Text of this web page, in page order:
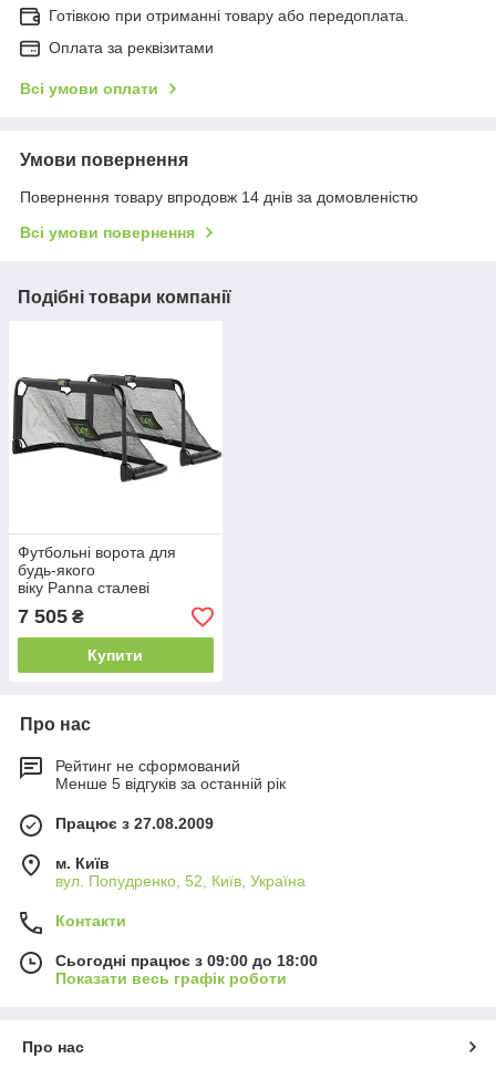
Готівкою при отриманні товару або передоплата.
Оплата за реквізитами
Всі умови оплати
Умови повернення
Повернення товару впродовж 14 днів за домовленістю
Всі умови повернення
Подібні товари компанії
Футбольні ворота для
будь-якого
віку Panna сталеві
складані 150 х 60 см
Exit (набір із двох
одиниць)
7 505 ₴
Купити
Про нас
Рейтинг не сформований
Менше 5 відгуків за останній рік
Працює з 27.08.2009
м. Київ
вул. Попудренко, 52, Київ, Україна
Контакти
Сьогодні працює з 09:00 до 18:00
Показати весь графік роботи
Про нас